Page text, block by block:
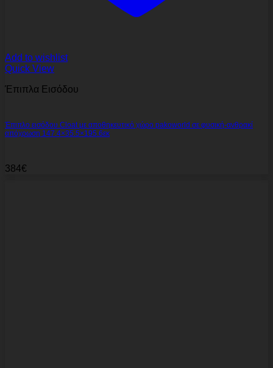
Add to wishlist
Quick View
Έπιπλα Εισόδου
Έπιπλο εισόδου Cloat με αποθηκευτικό χώρο pakoworld σε φυσική-ανθρακί
απόχρωση 147.4×35.5×195.6εκ
384€